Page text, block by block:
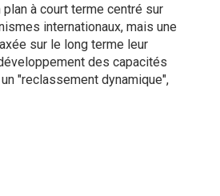
à court terme centré sur
internationaux, mais une
sur le long terme leur
des capacités
"reclassement dynamique",